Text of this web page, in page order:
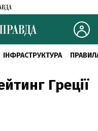
ІНФРАСТРУКТУРА
Греції